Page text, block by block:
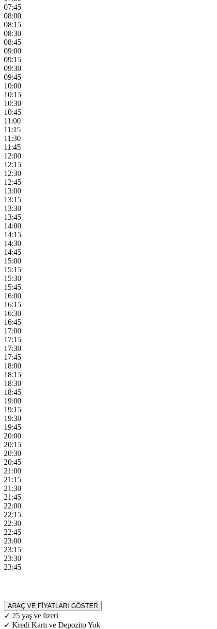
07:45
08:00
08:15
08:30
08:45
09:00
09:15
09:30
09:45
10:00
10:15
10:30
10:45
11:00
11:15
11:30
11:45
12:00
12:15
12:30
12:45
13:00
13:15
13:30
13:45
14:00
14:15
14:30
14:45
15:00
15:15
15:30
15:45
16:00
16:15
16:30
16:45
17:00
17:15
17:30
17:45
18:00
18:15
18:30
18:45
19:00
19:15
19:30
19:45
20:00
20:15
20:30
20:45
21:00
21:15
21:30
21:45
22:00
22:15
22:30
22:45
23:00
23:15
23:30
23:45
ARAÇ VE FİYATLARI GÖSTER
✓ 25 yaş ve üzeri
✓ Kredi Kartı ve Depozito Yok